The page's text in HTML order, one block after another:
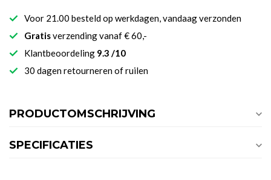
Voor 21.00 besteld op werkdagen, vandaag verzonden
Gratisverzending vanaf € 60,-
Klantbeoordeling 9.3 /10
30 dagen retourneren of ruilen
PRODUCTOMSCHRIJVING
SPECIFICATIES